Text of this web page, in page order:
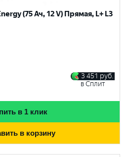
(75 Ач, 12 V) Прямая, L+ L3
3 451 руб.
в Сплит
в 1 клик
в корзину